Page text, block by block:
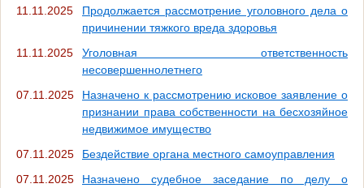
11.11.2025
Продолжается рассмотрение уголовного дела о
причинении тяжкого вреда здоровья
11.11.2025
Уголовная ответственность
несовершеннолетнего
07.11.2025
Назначено к рассмотрению исковое заявление о
признании права собственности на бесхозяйное
недвижимое имущество
07.11.2025
Бездействие органа местного самоуправления
07.11.2025
Назначено судебное заседание по делу о